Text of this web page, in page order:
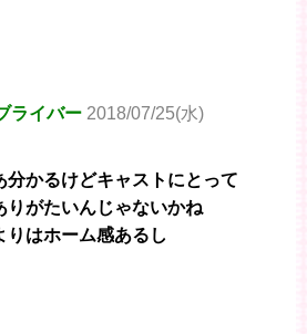
ライバー 2018/07/25(水)
分かるけどキャストにとって
りがたいんじゃないかね
りはホーム感あるし